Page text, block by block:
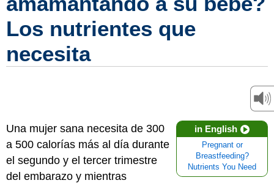
Los nutrientes que
necesita
in English
Pregnant or
Breastfeeding?
Nutrients You Need
Una mujer sana necesita de 300
a 500 calorías más al día durante
el segundo y el tercer trimestre
del embarazo y mientras